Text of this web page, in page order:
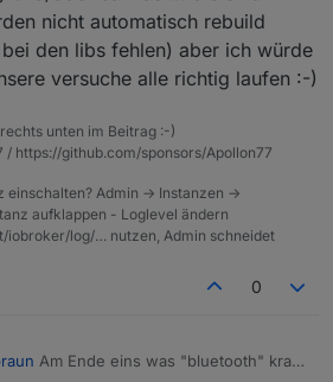
gemacht.
die letzten Wechsel der nodejs-
bei den von mir eingesetzten
schon sauber weggebügelt wurden.
nicht automatisch rebuild
den libs fehlen) aber ich würde
versuche alle richtig laufen :-)
unten im Beitrag :-)
/ https://github.com/sponsors/Apollon77
einschalten? Admin -> Instanzen ->
aufklappen - Loglevel ändern
iobroker/log/… nutzen, Admin schneidet
0
Am Ende eins was "bluetooth" kram